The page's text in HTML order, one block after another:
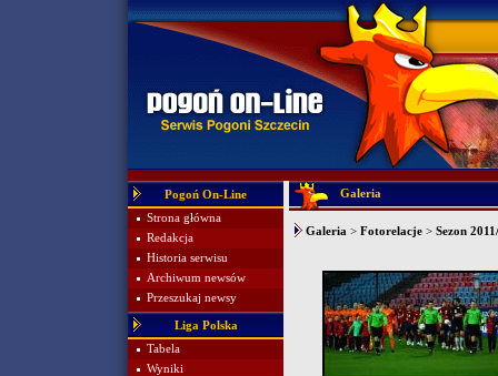
Pogoń On-Line
Strona główna
Redakcja
Historia serwisu
Archiwum newsów
Przeszukaj newsy
Liga Polska
Tabela
Wyniki
Galeria
Galeria > Fotorelacje > Sezon